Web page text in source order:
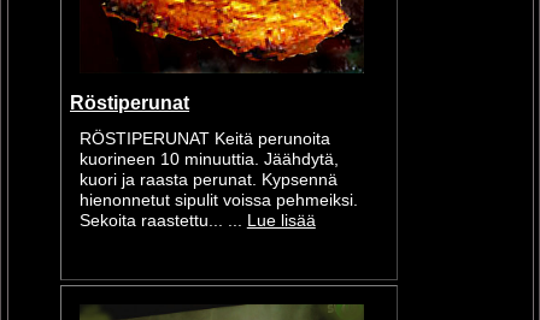
Röstiperunat
RÖSTIPERUNAT Keitä perunoita
kuorineen 10 minuuttia. Jäähdytä,
kuori ja raasta perunat. Kypsennä
hienonnetut sipulit voissa pehmeiksi.
Sekoita raastettu... ... Lue lisää